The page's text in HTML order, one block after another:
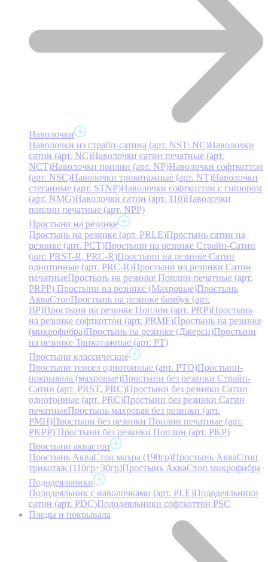
Наволочки
Наволочки из страйп-сатина (арт. NST: NC)Наволочки
сатин (арт. NC)Наволочки сатин печатные (арт.
NCT)Наволочки поплин (арт. NP)Наволочки софткоттон
(арт. NSC)Наволочки трикотажные (арт. NT)Наволочки
стеганные (арт. STNP)Наволочки софткоттон с гипюром
(арт. NMG)Наволочки сатин (арт. 110)Наволочки
поплин печатные (арт. NPP)
Простыни на резинке
Простынь на резинке (арт. PRLE)Простынь сатин на
резинке (арт. PCT)Простыни на резинке Страйп-Сатин
(арт. PRST-R, PRC-R)Простыни на резинке Сатин
однотонные (арт. PRC-R)Простыни на резинки Сатин
печатныеПростынь на резинке Поплин печатные (арт.
PRPP) Простыни на резинке (Махровые)Простынь
АкваСтопПростынь на резинке бамбук (арт.
BP)Простыни на резинке Поплин (арт. PRP)Простынь
на резинке софткоттон (арт. PRMF)Простынь на резинке
(микрофибра)Простынь на резинке (Джерси)Простыни
на резинке Трикотажные (арт. РТ)
Простыни классические
Простыни тенсел однотонные (арт. PTO)Простыни-
покрывала (махровые)Простыни без резинки Страйп-
Сатин (арт. PRST, PRC)Простыни без резинки Сатин
однотонные (арт. PRC)Простыни без резинки Сатин
печатныеПростынь махровая без резинки (арт.
PMH)Простыни без резинки Поплин печатные (арт.
PKPP) Простыни без резинки Поплин (арт. PKP)
Простыни аквастоп
Простынь АкваСтоп махра (190гр)Простынь АкваСтоп
трикотаж (110гр+30гр)Простынь АкваСтоп микрофибра
Пододеяльники
Пододеяльник с наволочками (арт. PLE)Пододеяльники
сатин (арт. PDC)Пододеяльники софткоттон PSC
Пледы и покрывала